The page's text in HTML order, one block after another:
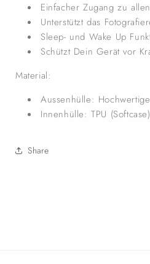
Einfacher Zugang zu
Unterstützt das
Sleep- und Wake Up
Schützt Dein Gerät vor
Material:
Aussenhülle:
Innenhülle: TPU (Softcase)
Share